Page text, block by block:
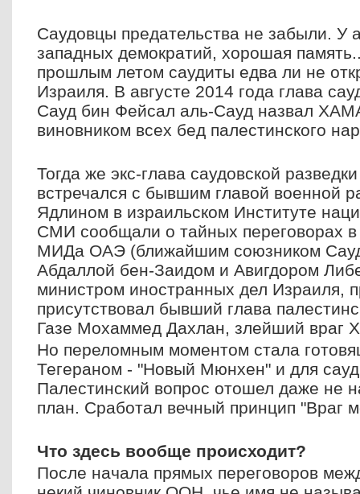
Саудовцы предательства не забыли. У
западных демократий, хорошая
прошлым летом саудиты едва ли не
Израиля. В августе 2014 года глава
Сауд бин Фейсал аль-Сауд назвал
виновником всех бед палестинского
Тогда же экс-глава саудовской
встречался с бывшим главой военной
Ядлином в израильском Институте
СМИ сообщали о тайных переговорах
МИДа ОАЭ (ближайшим союзником
Абдаллой бен-Заидом и Авигдором
министром иностранных дел Израиля,
присутствовал бывший глава
Газе Мохаммед Дахлан, злейший враг
Но переломным моментом стала
Тегераном - "Новый Мюнхен" и для
Палестинский вопрос отошел даже не
план. Сработал вечный принцип "Враг
Что здесь вообще происходит?
После начала прямых переговоров